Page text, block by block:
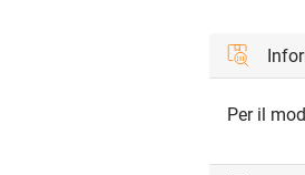
Per il